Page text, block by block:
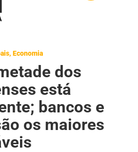
, Economia
dos
está
bancos e
os maiores